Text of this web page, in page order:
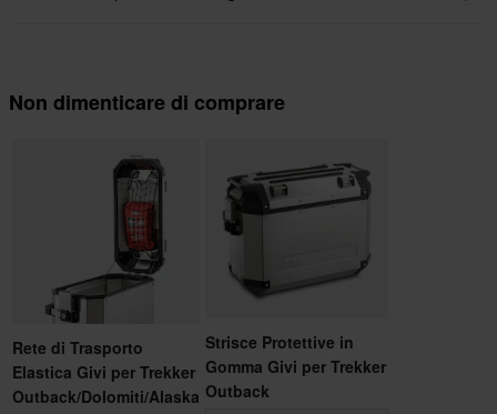
Non dimenticare di comprare
Rete di Trasporto
Elastica Givi per Trekker
Outback/Dolomiti/Alaska
Strisce Protettive in
Gomma Givi per Trekker
Outback